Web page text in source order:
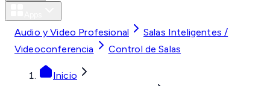
Audio y Video Profesional
Salas Inteligentes /
Videoconferencia
Control de Salas
Inicio